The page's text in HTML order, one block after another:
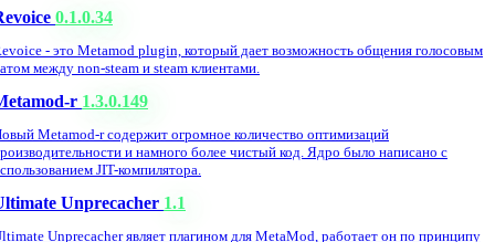
0.1.0.34
- это Metamod plugin, который дает возможность общения голосовым
между non-steam и steam клиентами.
r 1.3.0.149
Metamod-r содержит огромное количество оптимизаций
и намного более чистый код. Ядро было написано с
JIT-компилятора.
Unprecacher 1.1
Unprecacher являет плагином для MetaMod, работает он по принципу